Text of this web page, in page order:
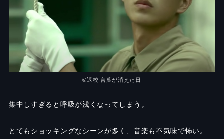
©返校 言葉が消えた日
集中しすぎると呼吸が浅くなってしまう。
とてもショッキングなシーンが多く、音楽も不気味で怖い。